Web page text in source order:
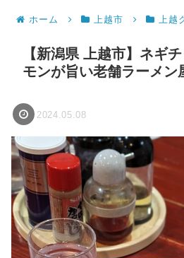
ホーム 上越市 上越
【新潟県 上越市】ネギ
モンが旨い老舗ラーメン
2024.05.08